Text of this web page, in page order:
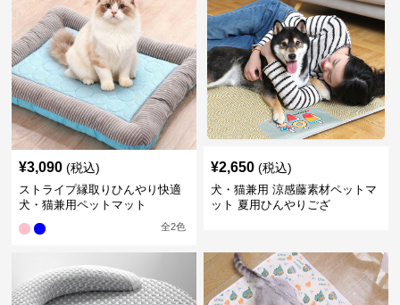
¥3,090 (税込)
ストライプ縁取りひんやり快適
犬・猫兼用ペットマット
全2色
¥2,650 (税込)
犬・猫兼用 涼感藤素材ペットマ
ット 夏用ひんやりござ